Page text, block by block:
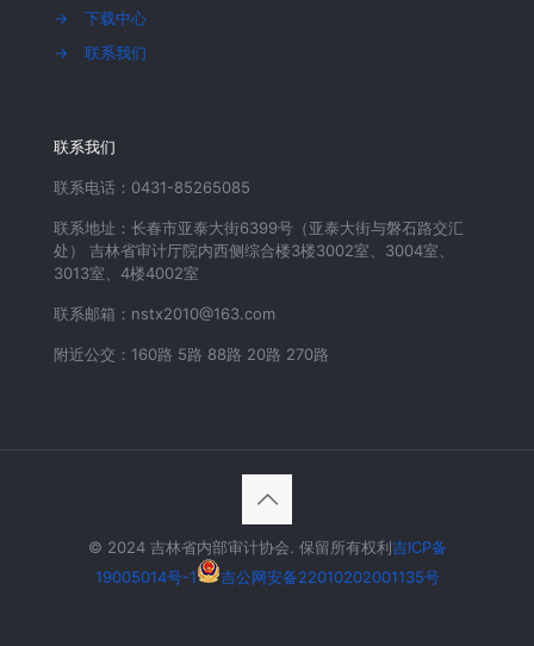
→
下载中心
→
联系我们
联系我们
联系电话：0431-85265085
联系地址：长春市亚泰大街6399号（亚泰大街与磐石路交汇
处） 吉林省审计厅院内西侧综合楼3楼3002室、3004室、
3013室、4楼4002室
联系邮箱：nstx2010@163.com
附近公交：160路 5路 88路 20路 270路
© 2024 吉林省内部审计协会. 保留所有权利吉ICP备
19005014号-1
吉公网安备22010202001135号